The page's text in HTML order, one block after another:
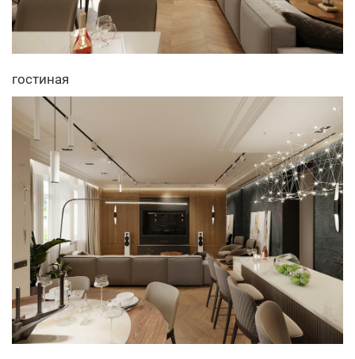
гостиная